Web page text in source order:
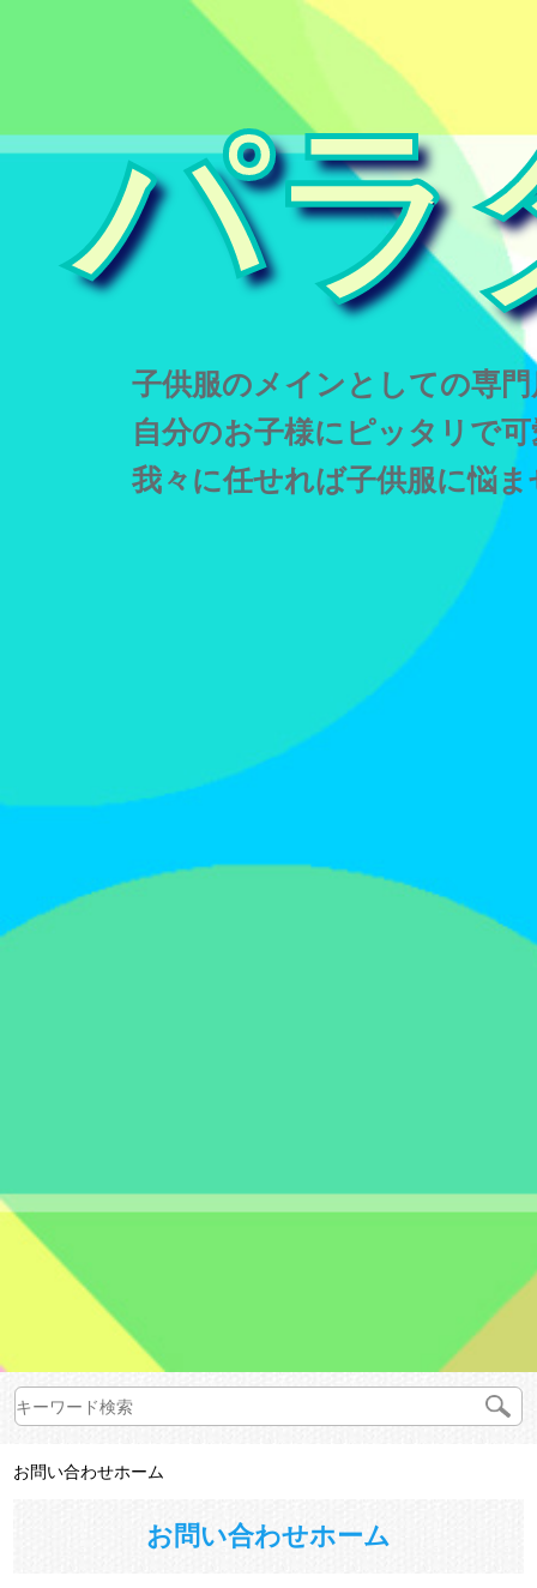
パラ
子供服のメインとしての専
自分のお子様にピッタリで
我々に任せれば子供服に悩
お問い合わせホーム
お問い合わせホーム